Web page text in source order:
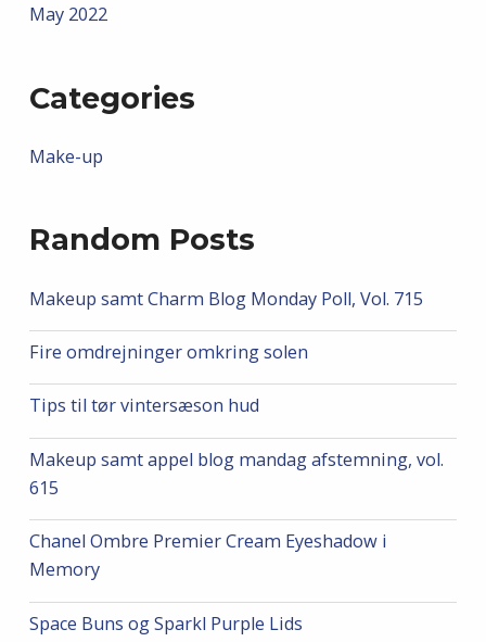
May 2022
Categories
Make-up
Random Posts
Makeup samt Charm Blog Monday Poll, Vol. 715
Fire omdrejninger omkring solen
Tips til tør vintersæson hud
Makeup samt appel blog mandag afstemning, vol.
615
Chanel Ombre Premier Cream Eyeshadow i
Memory
Space Buns og Sparkl Purple Lids